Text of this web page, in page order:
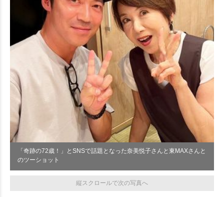
「奇跡の72歳！」とSNSで話題となった奈美悦子さんと東MAXさんと
のツーショット
縦スクロールで次の写真へ